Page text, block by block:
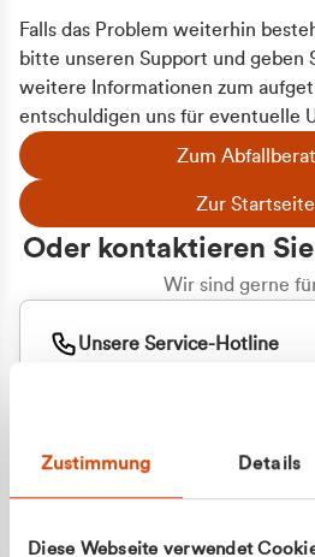
Zustimmung Details
Diese Webseite verwendet
Falls das Problem weiterhin
bitte unseren Support und geben
weitere Informationen zum
entschuldigen uns für eventuelle
Zum
Zur Startseite
Oder kontaktieren
Wir sind gerne
Unsere Service-Hotline
+49 177 8376058